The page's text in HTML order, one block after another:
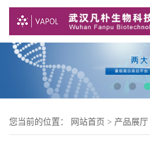
您当前的位置： 网站首页 > 产品展厅